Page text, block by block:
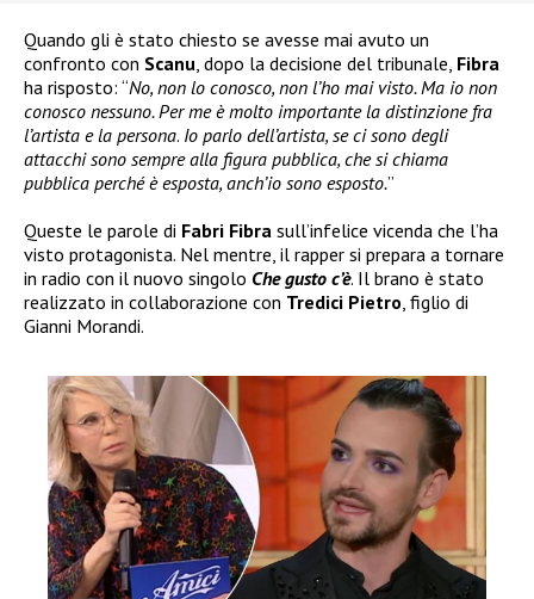
Quando gli è stato chiesto se avesse mai avuto un
confronto con Scanu , dopo la decisione del tribunale, Fibra
ha risposto: “No, non lo conosco, non l’ho mai visto. Ma io non
conosco nessuno. Per me è molto importante la distinzione fra
l’artista e la persona. Io parlo dell’artista, se ci sono degli
attacchi sono sempre alla figura pubblica, che si chiama
pubblica perché è esposta, anch’io sono esposto.”
Queste le parole di Fabri Fibra sull’infelice vicenda che l’ha
visto protagonista. Nel mentre, il rapper si prepara a tornare
in radio con il nuovo singolo Che gusto c’è. Il brano è stato
realizzato in collaborazione con Tredici Pietro , figlio di
Gianni Morandi.